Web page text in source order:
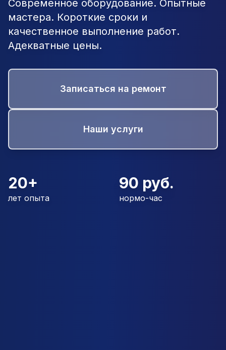
Современное оборудование. Опытные
мастера. Короткие сроки и
качественное выполнение работ.
Адекватные цены.
Записаться на ремонт
Наши услуги
20+
лет опыта
90 руб.
нормо-час